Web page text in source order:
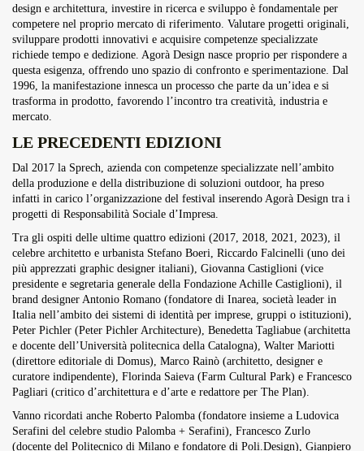
design e architettura, investire in ricerca e sviluppo è fondamentale per
competere nel proprio mercato di riferimento. Valutare progetti originali,
sviluppare prodotti innovativi e acquisire competenze specializzate
richiede tempo e dedizione. Agorà Design nasce proprio per rispondere a
questa esigenza, offrendo uno spazio di confronto e sperimentazione. Dal
1996, la manifestazione innesca un processo che parte da un’idea e si
trasforma in prodotto, favorendo l’incontro tra creatività, industria e
mercato.
LE PRECEDENTI EDIZIONI
Dal 2017 la Sprech, azienda con competenze specializzate nell’ambito
della produzione e della distribuzione di soluzioni outdoor, ha preso
infatti in carico l’organizzazione del festival inserendo Agorà Design tra i
progetti di Responsabilità Sociale d’Impresa.
Tra gli ospiti delle ultime quattro edizioni (2017, 2018, 2021, 2023), il
celebre architetto e urbanista Stefano Boeri, Riccardo Falcinelli (uno dei
più apprezzati graphic designer italiani), Giovanna Castiglioni (vice
presidente e segretaria generale della Fondazione Achille Castiglioni), il
brand designer Antonio Romano (fondatore di Inarea, società leader in
Italia nell’ambito dei sistemi di identità per imprese, gruppi o istituzioni),
Peter Pichler (Peter Pichler Architecture), Benedetta Tagliabue (architetta
e docente dell’Università politecnica della Catalogna), Walter Mariotti
(direttore editoriale di Domus), Marco Rainò (architetto, designer e
curatore indipendente), Florinda Saieva (Farm Cultural Park) e Francesco
Pagliari (critico d’architettura e d’arte e redattore per The Plan).
Vanno ricordati anche Roberto Palomba (fondatore insieme a Ludovica
Serafini del celebre studio Palomba + Serafini), Francesco Zurlo
(docente del Politecnico di Milano e fondatore di Poli.Design), Gianpiero